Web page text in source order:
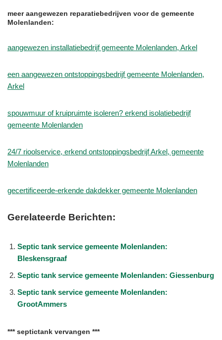
meer aangewezen reparatiebedrijven voor de gemeente
Molenlanden:
aangewezen installatiebedrijf gemeente Molenlanden, Arkel
een aangewezen ontstoppingsbedrijf gemeente Molenlanden,
Arkel
spouwmuur of kruipruimte isoleren? erkend isolatiebedrijf
gemeente Molenlanden
24/7 rioolservice, erkend ontstoppingsbedrijf Arkel, gemeente
Molenlanden
gecertificeerde-erkende dakdekker gemeente Molenlanden
Gerelateerde Berichten:
Septic tank service gemeente Molenlanden:
Bleskensgraaf
Septic tank service gemeente Molenlanden: Giessenburg
Septic tank service gemeente Molenlanden:
GrootAmmers
*** septictank vervangen ***